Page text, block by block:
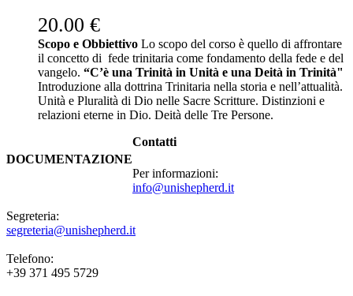
20.00 €
Scopo e Obbiettivo Lo scopo del corso è quello di affrontare
il concetto di fede trinitaria come fondamento della fede e del
vangelo. “C’è una Trinità in Unità e una Deità in Trinità"
Introduzione alla dottrina Trinitaria nella storia e nell’attualità.
Unità e Pluralità di Dio nelle Sacre Scritture. Distinzioni e
relazioni eterne in Dio. Deità delle Tre Persone.
DOCUMENTAZIONE
Contatti
Per informazioni:
info@unishepherd.it
Segreteria:
segreteria@unishepherd.it
Telefono:
+39 371 495 5729